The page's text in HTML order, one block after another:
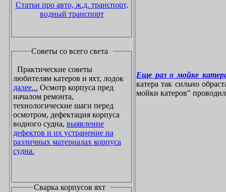
Статьи про авто, ж.д. транспорт,
водный транспорт
Советы со всего света
Практические советы
любителям катеров и яхт, лодок
далее... Осмотр корпуса пред
началом ремонта,
технологические шаги перед
осмотром, дефектация корпуса
водного судна, выявление
дефектов и их устранение на
различных материалах корпуса
судна.
Сварка корпусов яхт
Еще раз о мойке
катера так сильно
мойки катеров"